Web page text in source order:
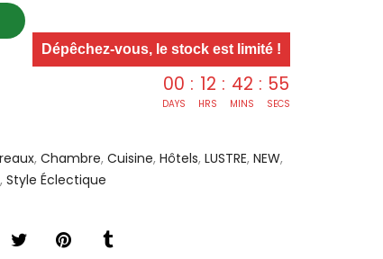
Dépêchez-vous, le stock est limité !
00
DAYS
: 12
HRS
: 42
MINS
: 55
SECS
, Chambre, Cuisine, Hôtels, LUSTRE, NEW,
, Style Éclectique